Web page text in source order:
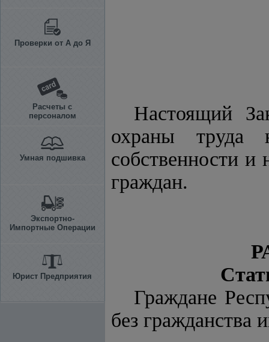
Проверки от А до Я
Расчеты с
персоналом
Умная подшивка
Экспортно-
Импортные Операции
Юрист Предприятия
Настоящий
охраны труда
собственности и
граждан.
Граждане
без гражданства